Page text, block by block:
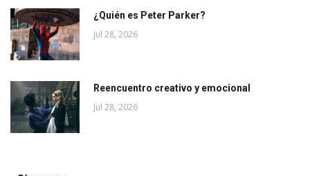
¿Quién es Peter Parker?
Jul 28, 2026
Reencuentro creativo y emocional
Jul 28, 2026